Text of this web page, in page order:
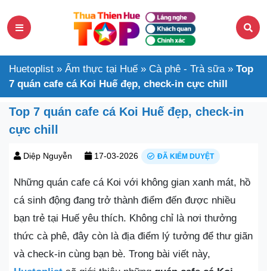
Huetoplist » Ẩm thực tại Huế » Cà phê - Trà sữa » Top
7 quán cafe cá Koi Huế đẹp, check-in cực chill
Top 7 quán cafe cá Koi Huế đẹp, check-in
cực chill
Diệp Nguyễn 17-03-2026 ĐÃ KIỂM DUYỆT
Những quán cafe cá Koi với không gian xanh mát, hồ
cá sinh động đang trở thành điểm đến được nhiều
bạn trẻ tại Huế yêu thích. Không chỉ là nơi thưởng
thức cà phê, đây còn là địa điểm lý tưởng để thư giãn
và check-in cùng bạn bè. Trong bài viết này,